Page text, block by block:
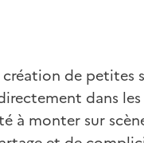
de petites
dans
à monter sur